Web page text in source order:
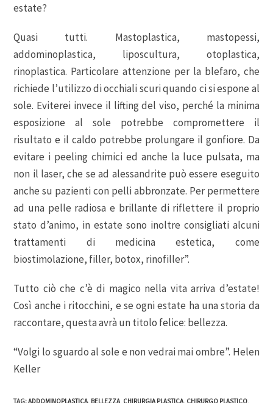
estate?
Quasi tutti. Mastoplastica, mastopessi,
addominoplastica, liposcultura, otoplastica,
rinoplastica. Particolare attenzione per la blefaro, che
richiede l’utilizzo di occhiali scuri quando ci si espone al
sole. Eviterei invece il lifting del viso, perché la minima
esposizione al sole potrebbe compromettere il
risultato e il caldo potrebbe prolungare il gonfiore. Da
evitare i peeling chimici ed anche la luce pulsata, ma
non il laser, che se ad alessandrite può essere eseguito
anche su pazienti con pelli abbronzate. Per permettere
ad una pelle radiosa e brillante di riflettere il proprio
stato d’animo, in estate sono inoltre consigliati alcuni
trattamenti di medicina estetica, come
biostimolazione, filler, botox, rinofiller”.
Tutto ciò che c’è di magico nella vita arriva d’estate!
Così anche i ritocchini, e se ogni estate ha una storia da
raccontare, questa avrà un titolo felice: bellezza.
“Volgi lo sguardo al sole e non vedrai mai ombre”. Helen
Keller
TAG:ADDOMINOPLASTICA, BELLEZZA, CHIRURGIA PLASTICA, CHIRURGO PLASTICO,